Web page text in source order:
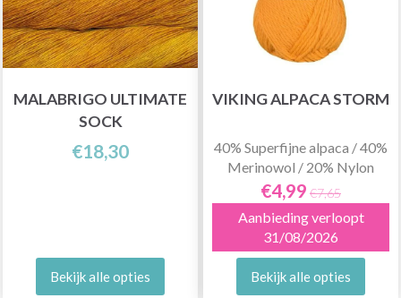
MALABRIGO ULTIMATE
SOCK
€18,30
Bekijk alle opties
VIKING ALPACA STORM
40% Superfijne alpaca / 40%
Merinowol / 20% Nylon
€4,99 €7,65
Aanbieding verloopt
31/08/2026
Bekijk alle opties